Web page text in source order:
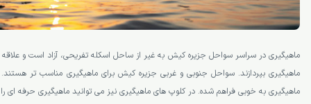
ماهیگیری در سراسر سواحل جزیره کیش به غیر از ساحل اسکله تفریحی، آزاد است و علاقه
ماهیگیری بپردازند. سواحل جنوبی و غربی جزیره کیش برای ماهیگیری مناسب تر هستند.
ماهیگیری به خوبی فراهم شده. در کلوپ­ های ماهیگیری نیز می­ توانید ماهیگیری حرفه­ ای